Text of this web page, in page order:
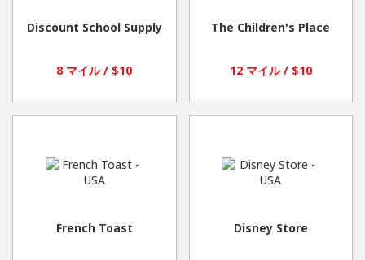
Discount School Supply
8 マイル / $10
The Children's Place
12 マイル / $10
French Toast Disney Store